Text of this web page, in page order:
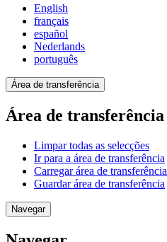
English
français
español
Nederlands
português
Área de transferência
Área de transferência
Limpar todas as selecções
Ir para a área de transferência
Carregar área de transferência
Guardar área de transferência
Navegar